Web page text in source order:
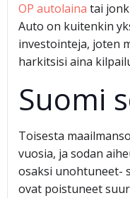
OP autolaina tai
Auto on kuitenkin
investointeja, joten
harkitsisi aina
Suomi
Toisesta
vuosia, ja sodan
osaksi unohtuneet-
ovat poistuneet